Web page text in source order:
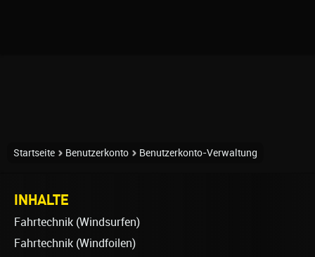
Startseite Benutzerkonto Benutzerkonto-Verwaltung
INHALTE
Fahrtechnik (Windsurfen)
Fahrtechnik (Windfoilen)